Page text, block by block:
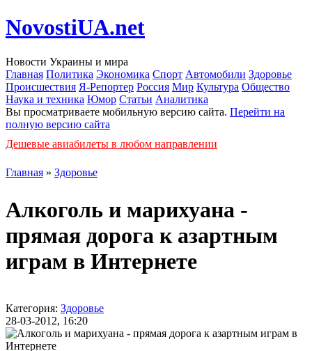
NovostiUA.net
Новости Украины и мира
Главная Политика Экономика Спорт Автомобили Здоровье
Происшествия Я-Репортер Россия Мир Культура Общество
Наука и техника Юмор Статьи Аналитика
Вы просматриваете мобильную версию сайта. Перейти на
полную версию сайта
Дешевые авиабилеты в любом направлении
Главная » Здоровье
Алкоголь и марихуана -
прямая дорога к азартным
играм в Интернете
Категория: Здоровье
28-03-2012, 16:20